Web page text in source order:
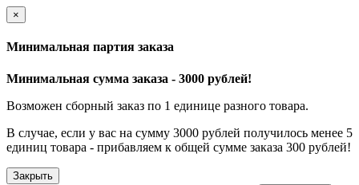
×
Минимальная партия заказа
Минимальная сумма заказа - 3000 рублей!
Возможен сборный заказ по 1 единице разного товара.
В случае, если у вас на сумму 3000 рублей получилось менее 5
единиц товара - прибавляем к общей сумме заказа 300 рублей!
Закрыть